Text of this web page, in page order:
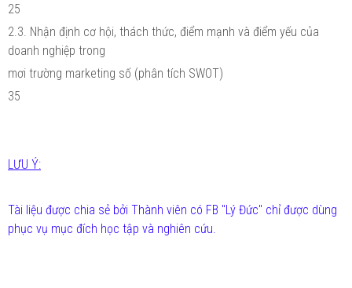
25
2.3. Nhận định cơ hội, thách thức, điểm mạnh và điểm yếu của
doanh nghiệp trong
mơi trường marketing số (phân tích SWOT)
35
LƯU Ý:
Tài liệu được chia sẻ bởi Thành viên có FB "Lý Đức" chỉ được dùng
phục vụ mục đích học tập và nghiên cứu.